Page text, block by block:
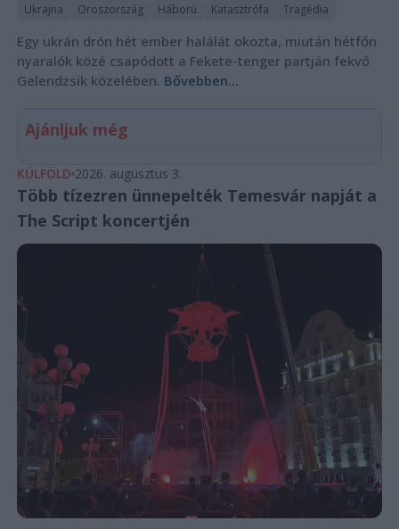
Ukrajna Oroszország Háború Katasztrófa Tragédia
Egy ukrán drón hét ember halálát okozta, miután hétfőn
nyaralók közé csapódott a Fekete-tenger partján fekvő
Gelendzsik közelében. Bővebben...
Ajánljuk még
KÜLFÖLD 2026. augusztus 3.
Több tízezren ünnepelték Temesvár napját a
The Script koncertjén